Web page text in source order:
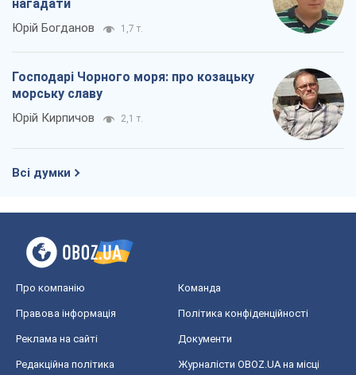
нагадати
Юрій Богданов 1,7 т.
Господарі Чорного моря: про козацьку
морську славу
Юрій Кирпичов 2,1 т.
Всі думки
Про компанію Команда
Правова інформація Політика конфіденційності
Реклама на сайті Документи
Редакційна політика
Журналісти OBOZ.UA на місці